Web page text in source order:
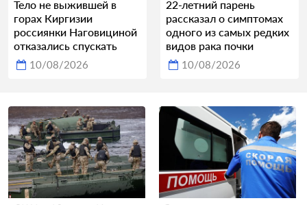
Тело не выжившей в
горах Киргизии
россиянки Наговициной
отказались спускать
10/08/2026
22-летний парень
рассказал о симптомах
одного из самых редких
видов рака почки
10/08/2026